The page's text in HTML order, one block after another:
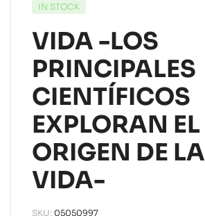
IN STOCK
VIDA -LOS
PRINCIPALES
CIENTÍFICOS
EXPLORAN EL
ORIGEN DE LA
VIDA-
SKU: 05050997